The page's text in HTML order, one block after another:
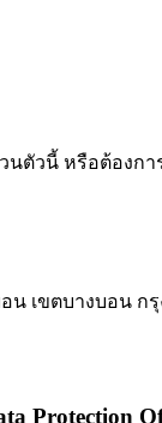
ตัวนี้ หรือต้องก
น เขตบางบอน กรุ
Protection